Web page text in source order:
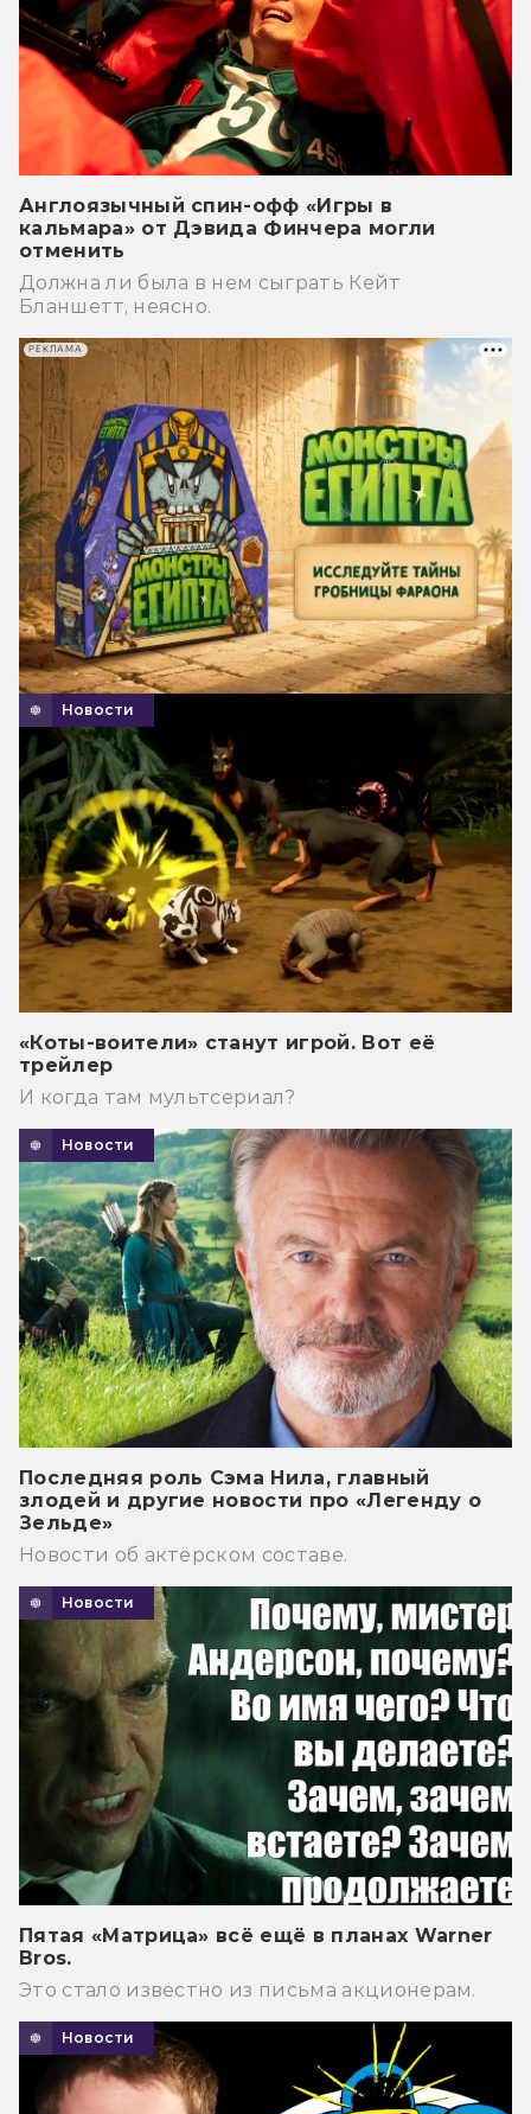
Англоязычный спин-офф «Игры в
кальмара» от Дэвида Финчера могли
отменить
Должна ли была в нем сыграть Кейт
Бланшетт, неясно.
Новости
«Коты-воители» станут игрой. Вот её
трейлер
И когда там мультсериал?
Новости
Последняя роль Сэма Нила, главный
злодей и другие новости про «Легенду о
Зельде»
Новости об актёрском составе.
Новости
Пятая «Матрица» всё ещё в планах Warner
Bros.
Это стало известно из письма акционерам.
Новости
РЕКЛАМА